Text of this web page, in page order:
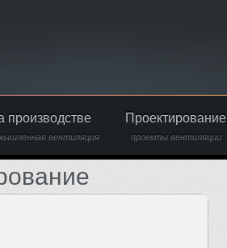
производстве
вентиляция
Проектирование
проекты вентиляции